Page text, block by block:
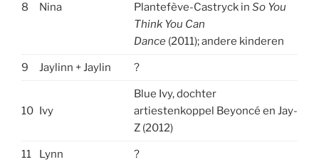
8 Nina
Plantefève-Castryck in So You
Think You Can
Dance (2011); andere kinderen
9 Jaylinn + Jaylin ?
10 Ivy
Blue Ivy, dochter
artiestenkoppel Beyoncé en Jay-
Z (2012)
11 Lynn ?